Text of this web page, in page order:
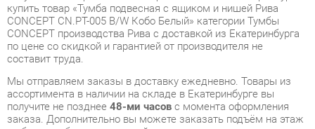
Мы отправляем заказы в доставку ежедневно. Товары из
ассортимента в наличии на складе в Екатеринбурге вы
получите не позднее48-ми часовс момента оформления
заказа. Дополнительно вы можете заказать подъём на этаж
и сборку мебельных изделий.
Срок доставки в другие регионы, и для товаров, находящихся
на складах производителей, рассчитывается индивидуально.
Уточнить наличие, срок и стоимость доставки вы можете
через форму обратной связи